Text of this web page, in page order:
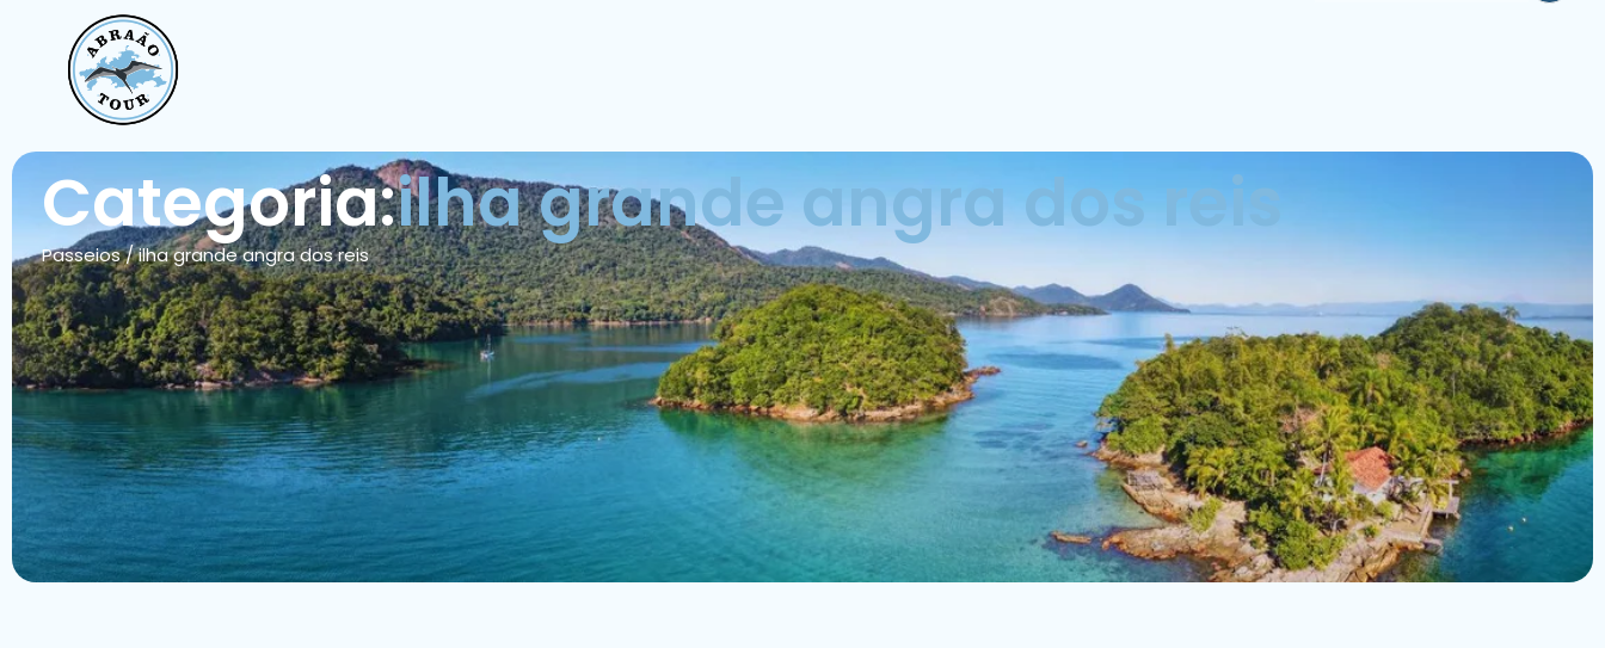
Categoria:ilha grande angra dos reis
Passeios/ilha grande angra dos reis